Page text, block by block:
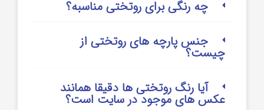
چه رنگی برای روتختی مناسبه؟
جنس پارچه های روتختی از
چیست؟
آیا رنگ روتختی ها دقیقا همانند
عکس های موجود در سایت است؟